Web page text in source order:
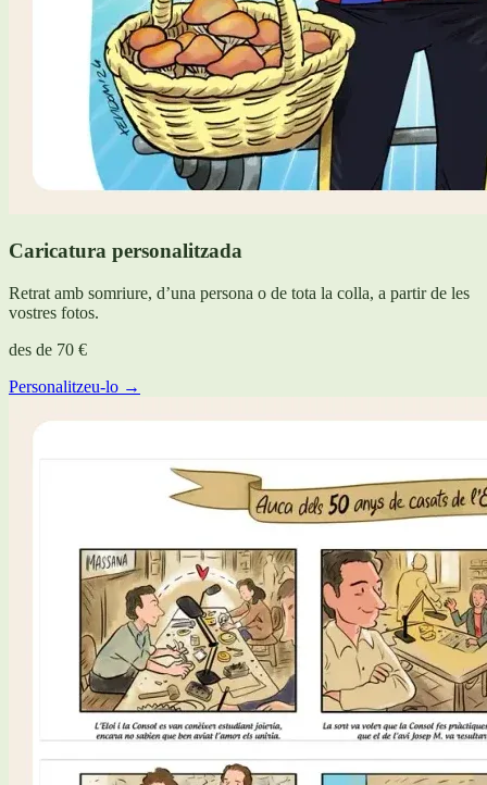
Caricatura personalitzada
Retrat amb somriure, d’una persona o de tota la colla, a partir de les
vostres fotos.
des de 70 €
Personalitzeu-lo →